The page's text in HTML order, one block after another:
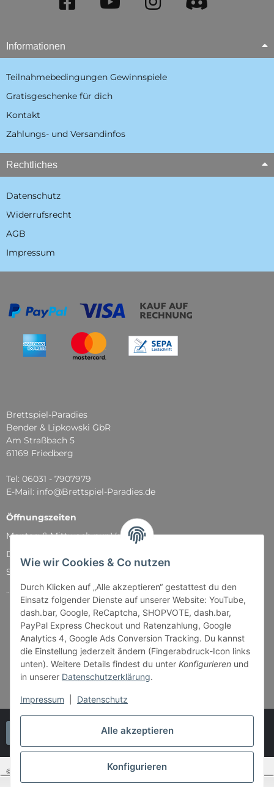
Alle akzeptieren
Konfigurieren
Wie wir Cookies & Co nutzen
Durch Klicken auf „Alle akzeptieren“ gestattest du den
Einsatz folgender Dienste auf unserer Website: YouTube,
dash.bar, Google, ReCaptcha, SHOPVOTE, dash.bar,
PayPal Express Checkout und Ratenzahlung, Google
Analytics 4, Google Ads Conversion Tracking. Du kannst
die Einstellung jederzeit ändern (Fingerabdruck-Icon links
unten). Weitere Details findest du unter Konfigurieren und
in unserer Datenschutzerklärung.
Impressum Datenschutz
Informationen
Teilnahmebedingungen Gewinnspiele
Gratisgeschenke für dich
Kontakt
Zahlungs- und Versandinfos
Rechtliches
Datenschutz
Widerrufsrecht
AGB
Impressum
Brettspiel-Paradies
Bender & Lipkowski GbR
Am Straßbach 5
61169 Friedberg
Tel: 06031 - 7907979
E-Mail: info@Brettspiel-Paradies.de
Öffnungszeiten
Montag & Mittwoch nur Versand
Dienstag, Donnerstag und Freitag: 11:00 - 18:30 Uhr
Samstag: 11:00 - 14:00 Uhr
...und natürlich während unserer Events
© Bender & Lipkowski GbR - Brettspiel-Paradies
SEHR GUT (4.87 / 5)